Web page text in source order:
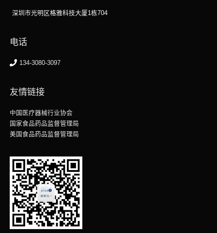
深圳市光明区格雅科技大厦1栋704
电话
134-3080-3097
友情链接
中国医疗器械行业协会
国家食品药品监督管理局
美国食品药品监督管理局